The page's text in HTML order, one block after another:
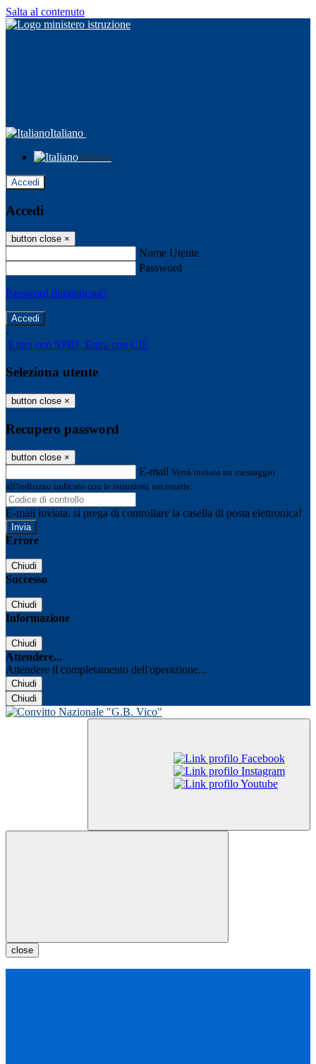
Salta al contenuto
Italiano
Italiano
Accedi
Accedi
button close ×
Nome Utente
Password
Password dimenticata?
-
Entra con SPID Entra con CIE
Seleziona utente
button close ×
Recupero password
button close ×
E-mail Verrà inviato un messaggio
all'indirizzo indicato con le istruzioni necessarie.
E-mail inviata, si prega di controllare la casella di posta elettronica!
Errore
Chiudi
Successo
Chiudi
Informazione
Chiudi
Attendere...
Attendere il completamento dell'operazione...
Chiudi
Chiudi
close